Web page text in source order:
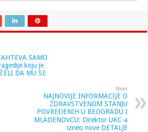
SAMO
koju je
DA MU SE
Next
NAJNOVIJE INFORMACIJE O
ZDRAVSTVENOM STANJU
POVREĐENIH U BEOGRADU I
MLADENOVCU: Direktor UKC-a
izneo nove DETALJE